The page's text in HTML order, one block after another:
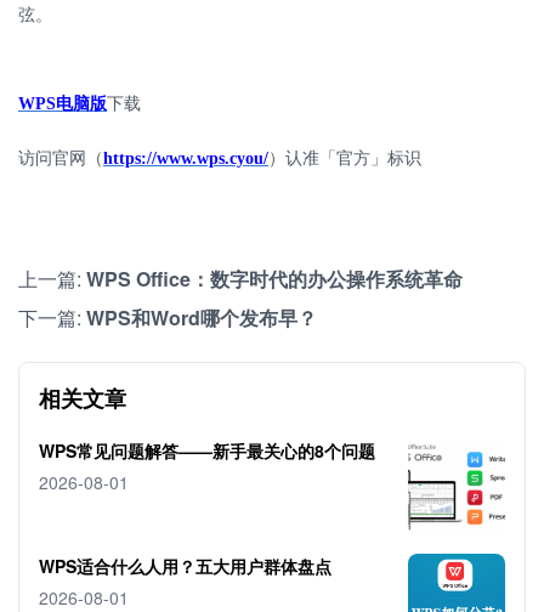
弦。
WPS电脑版下载
访问官网（https://www.wps.cyou/）认准「官方」标识
上一篇: WPS Office：数字时代的办公操作系统革命
下一篇: WPS和Word哪个发布早？
相关文章
WPS常见问题解答——新手最关心的8个问题
2026-08-01
WPS适合什么人用？五大用户群体盘点
2026-08-01